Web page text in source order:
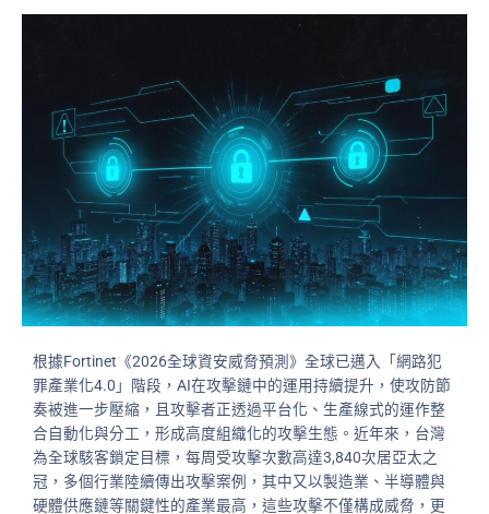
根據Fortinet《2026全球資安威脅預測》全球已邁入「網路犯
罪產業化4.0」階段，AI在攻擊鏈中的運用持續提升，使攻防節
奏被進一步壓縮，且攻擊者正透過平台化、生產線式的運作整
合自動化與分工，形成高度組織化的攻擊生態。近年來，台灣
為全球駭客鎖定目標，每周受攻擊次數高達3,840次居亞太之
冠，多個行業陸續傳出攻擊案例，其中又以製造業、半導體與
硬體供應鏈等關鍵性的產業最高，這些攻擊不僅構成威脅，更